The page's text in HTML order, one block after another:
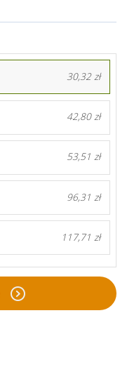
30,32 zł
42,80 zł
53,51 zł
96,31 zł
117,71 zł